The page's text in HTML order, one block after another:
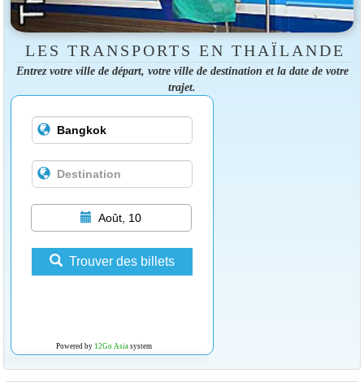
LES TRANSPORTS EN THAÏLANDE
Entrez votre ville de départ, votre ville de destination et la date de votre
trajet.
Août, 10
Trouver des billets
Powered by 12Go Asiasystem